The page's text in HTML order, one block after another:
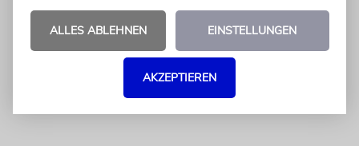
jedenfalls gilt als ein Mann, der Dinge
möglich macht, indem er Entscheider
»überzeugt«.
ALLES ABLEHNEN EINSTELLUNGEN
AKZEPTIEREN